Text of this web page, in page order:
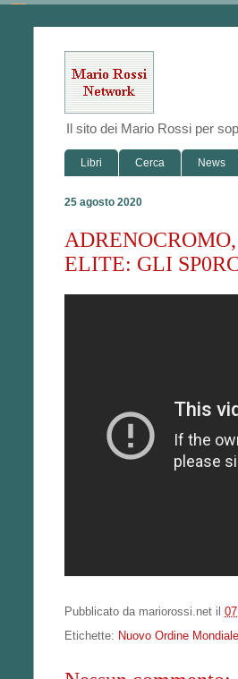
Il sito dei Mario Rossi per
Libri Cerca News
25 agosto 2020
ELITE: GLI
Pubblicato da mariorossi.net il
Etichette: Nuovo Ordine Mondiale